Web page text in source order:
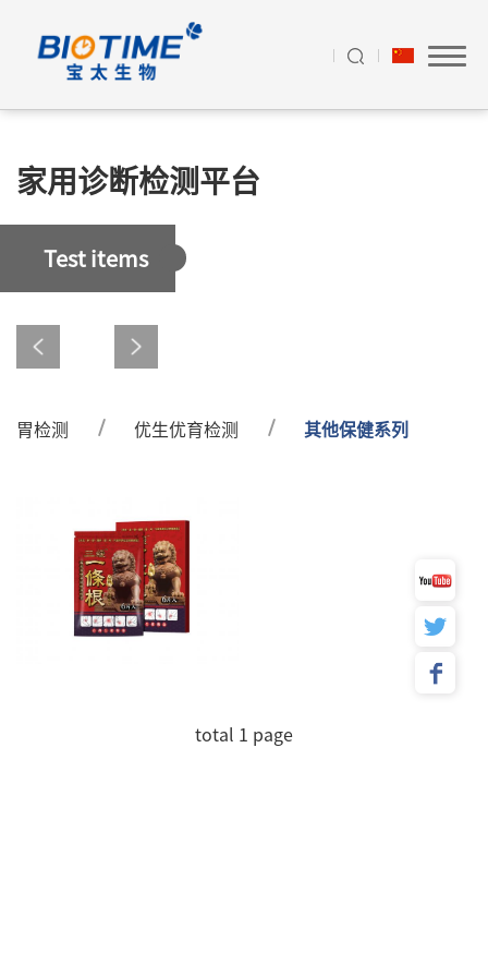
家用诊断检测平台
Test items
肠胃检测 优生优育检测 其他保健系列
total 1 page